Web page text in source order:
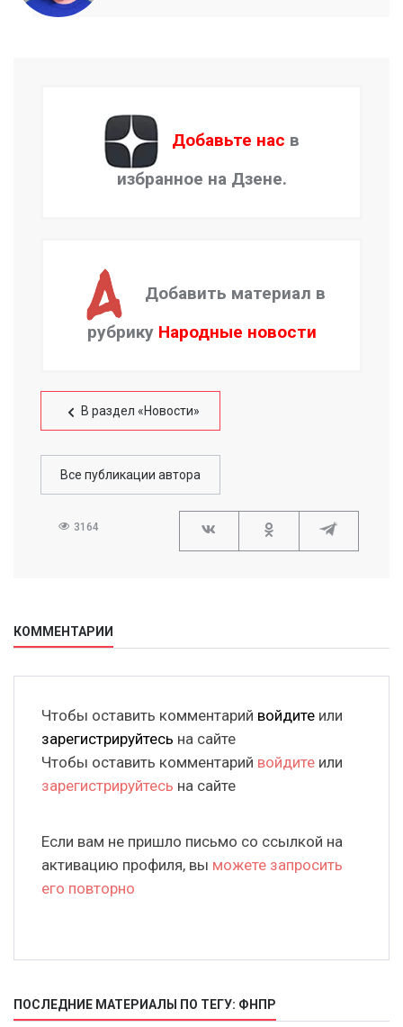
Добавьте нас в
избранное на Дзене.
Добавить материал в
рубрику Народные новости
В раздел «Новости»
Все публикации автора
3164
КОММЕНТАРИИ
Чтобы оставить комментарий войдите или
зарегистрируйтесь на сайте
Чтобы оставить комментарий войдите или
зарегистрируйтесь на сайте
Если вам не пришло письмо со ссылкой на
активацию профиля, вы можете запросить
его повторно
ПОСЛЕДНИЕ МАТЕРИАЛЫ ПО ТЕГУ: ФНПР